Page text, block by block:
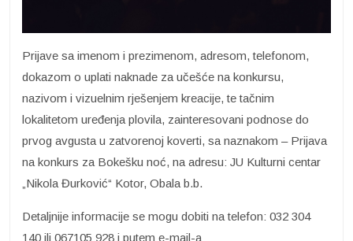
Prijave sa imenom i prezimenom, adresom, telefonom,
dokazom o uplati naknade za učešće na konkursu,
nazivom i vizuelnim rješenjem kreacije, te tačnim
lokalitetom uređenja plovila, zainteresovani podnose do
prvog avgusta u zatvorenoj koverti, sa naznakom – Prijava
na konkurs za Bokešku noć, na adresu: JU Kulturni centar
„Nikola Đurković“ Kotor, Obala b.b.
Detaljnije informacije se mogu dobiti na telefon: 032 304
140 ili 067105 928 i putem e-mail-a